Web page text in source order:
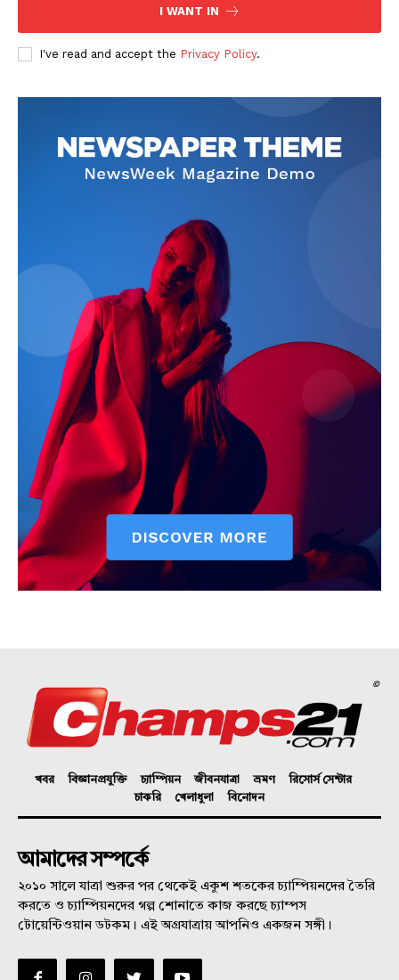
Subscription Plans
My account
I WANT IN
I've read and accept the Privacy Policy.
©
খবর বিজ্ঞানপ্রযুক্তি চ্যাম্পিয়ন জীবনযাত্রা ভ্রমণ
রিসোর্স সেন্টার
চাকরি
খেলাধুলা বিনোদন
আমাদের সম্পর্কে
২০১০ সালে যাত্রা শুরুর পর থেকেই একুশ শতকের চ্যাম্পিয়নদের তৈরি
করতে ও চ্যাম্পিয়নদের গল্প শোনাতে কাজ করছে চ্যাম্পস
টোয়েন্টিওয়ান ডটকম। এই অগ্রযাত্রায় আপনিও একজন সঙ্গী।